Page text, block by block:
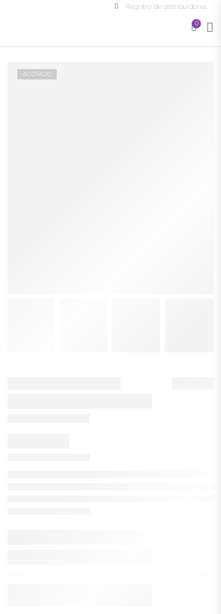
Registro de distribuidores
0
AGOTADO